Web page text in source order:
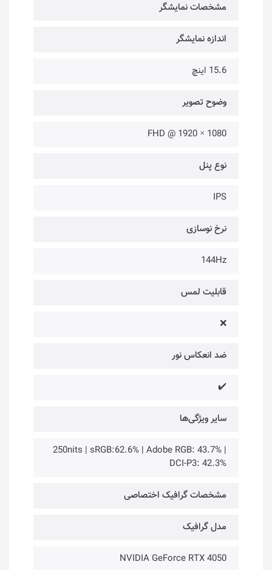
مشخصات نمایشگر
اندازه نمایشگر
15.6 اینچ
وضوح تصویر
1080 × 1920 @ FHD
نوع پنل
IPS
نرخ نوسازی
144Hz
قابلیت لمس
❌
ضد انعکاس نور
✔️
سایر ویژگی‌ها
250nits | sRGB:62.6% | Adobe RGB: 43.7% |
DCI-P3: 42.3%
مشخصات گرافیک اختصاصی
مدل گرافیک
NVIDIA GeForce RTX 4050